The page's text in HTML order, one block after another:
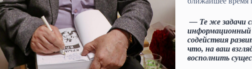
— Те же задачи
информационный
содействия
что, на ваш
восполнить